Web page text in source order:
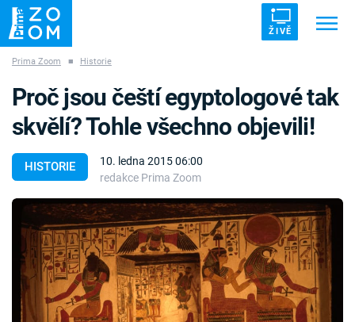
ŽIVĚ
ZÁHADY VETŘELCI DÁVNOVĚKU
Témata
Témata
Pořady
Prima Zoom ■ Historie
HISTORIE
10. ledna 2015 06:00
redakce Prima Zoom
Proč jsou čeští egyptologové tak
skvělí? Tohle všechno objevili!